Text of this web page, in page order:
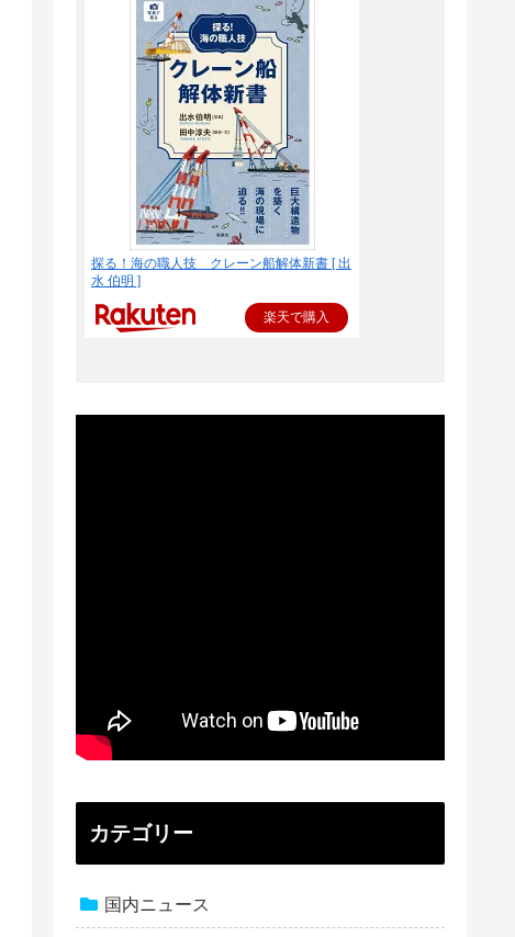
探る！海の職人技 クレーン船解体新書 [ 出
水 伯明 ]
楽天で購入
カテゴリー
国内ニュース